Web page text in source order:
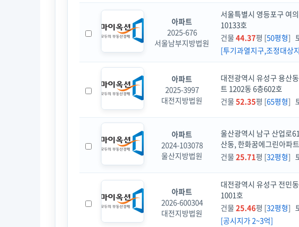
아파트
2025-676
서울남부지방법원
서울특별시 영등포구 여
10133호
건물44.37평 [50평형]
[투기과열지구,조정대상
아파트
2025-3997
대전지방법원
대전광역시 유성구 용산
트 1202동 6층602호
건물52.35평 [65평형]
아파트
2024-103078
울산지방법원
울산광역시 남구 산업로
산동, 한화꿈에그린아파
건물25.71평 [32평형]
아파트
2026-600304
대전지방법원
대전광역시 유성구 전민
1001호
건물25.46평 [32평형]
[공시지가 2~3억]